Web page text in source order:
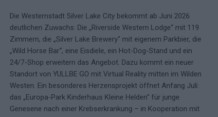
Die Westernstadt Silver Lake City bekommt ab Juni 2026
deutlichen Zuwachs: Die „Riverside Western Lodge“ mit 119
Zimmern, die „Silver Lake Brewery“ mit eigenem Parkbier, die
„Wild Horse Bar“, eine Eisdiele, ein Hot-Dog-Stand und ein
24/7-Shop erweitern das Angebot. Dazu kommt ein neuer
Standort von YULLBE GO mit Virtual Reality mitten im Wilden
Westen. Ein besonderes Herzensprojekt öffnet Anfang Juli:
das „Europa-Park Kinderhaus Kleine Helden“ für junge
Genesene nach einer Krebserkrankung – in Kooperation mit